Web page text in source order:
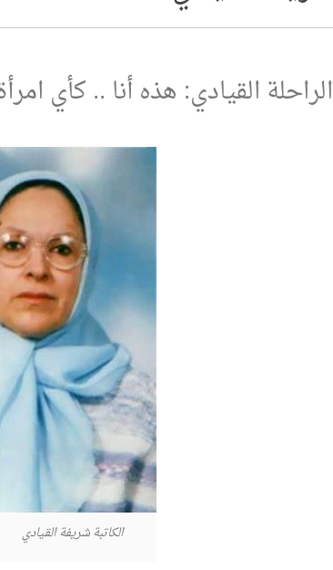
الراحلة القيادي: هذه أنا .. كأي
الكاتبة شريفة القيادي